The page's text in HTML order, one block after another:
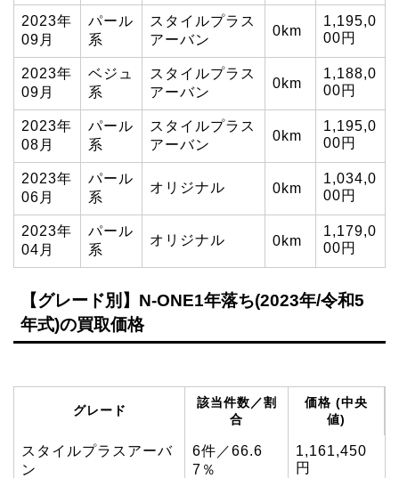
2023年
09月
パール
系
スタイルプラス
アーバン
0km
1,195,0
00円
2023年
09月
ベジュ
系
スタイルプラス
アーバン
0km
1,188,0
00円
2023年
08月
パール
系
スタイルプラス
アーバン
0km
1,195,0
00円
2023年
06月
パール
系
オリジナル 0km
1,034,0
00円
2023年
04月
パール
系
オリジナル 0km
1,179,0
00円
【グレード別】N-ONE1年落ち(2023年/令和5
年式)の買取価格
グレード
該当件数／割
合
価格 (中央
値)
スタイルプラスアーバ
ン
6件／66.6
7％
1,161,450
円